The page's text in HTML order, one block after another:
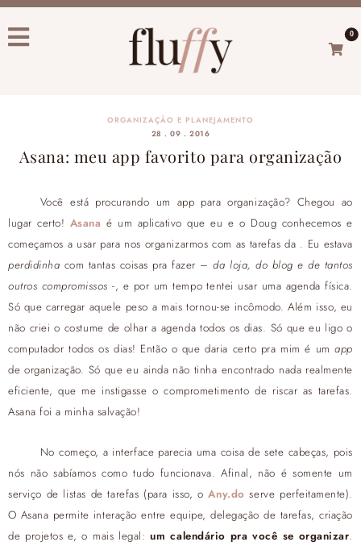
0
ORGANIZAÇÃO E PLANEJAMENTO
28 . 09 . 2016
Asana: meu app favorito para organização
Você está procurando um app para organização? Chegou ao
lugar certo! Asana é um aplicativo que eu e o Doug conhecemos e
começamos a usar para nos organizarmos com as tarefas da . Eu estava
perdidinha com tantas coisas pra fazer –da loja, do blog e de tantos
outros compromissos -, e por um tempo tentei usar uma agenda física.
Só que carregar aquele peso a mais tornou-se incômodo. Além isso, eu
não criei o costume de olhar a agenda todos os dias. Só que eu ligo o
computador todos os dias! Então o que daria certo pra mim é umapp
de organização. Só que eu ainda não tinha encontrado nada realmente
eficiente, que me instigasse o comprometimento de riscar as tarefas.
Asana foi a minha salvação!
No começo, a interface parecia uma coisa de sete cabeças, pois
nós não sabíamos como tudo funcionava. Afinal, não é somente um
serviço de listas de tarefas (para isso, oAny.do serve perfeitamente).
O Asana permite interação entre equipe, delegação de tarefas, criação
de projetos e, o mais legal:um calendário pra você se organizar.